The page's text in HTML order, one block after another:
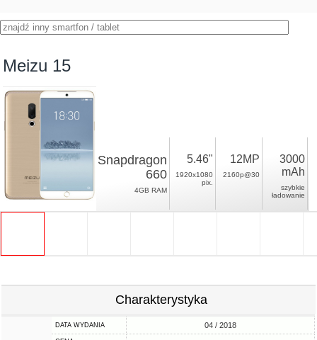
Meizu 15
Snapdragon
660
4GB RAM
5.46"
1920x1080
pix.
12MP
2160p@30
3000
mAh
szybkie
ładowanie
Charakterystyka
DATA WYDANIA 04 / 2018